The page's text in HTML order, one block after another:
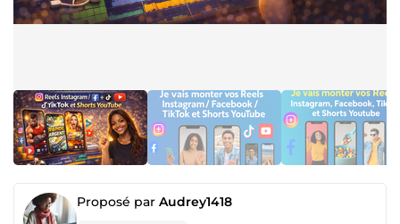
Proposé par Audrey1418